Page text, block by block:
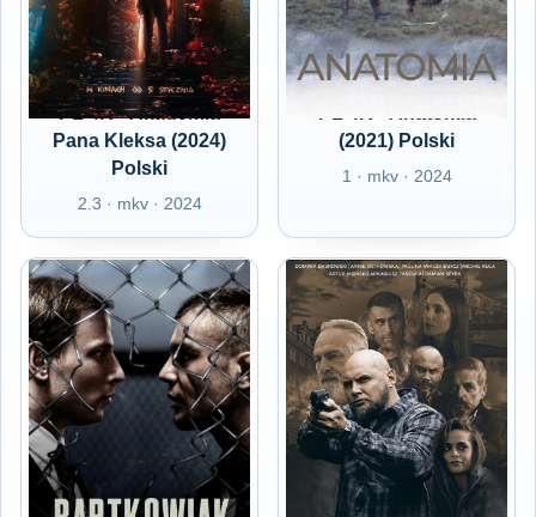
PL 4K - Akademia
Pana Kleksa (2024)
Polski
2.3 · mkv · 2024
(2021) Polski
1 · mkv · 2024